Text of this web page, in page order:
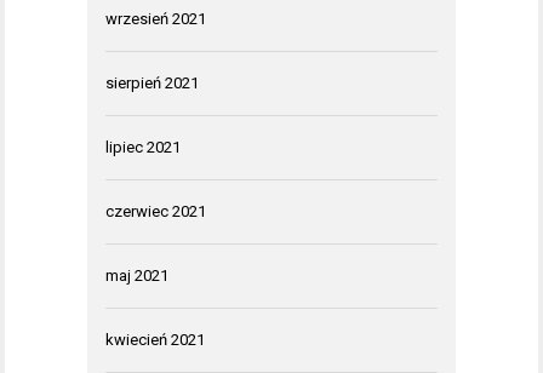
wrzesień 2021
sierpień 2021
lipiec 2021
czerwiec 2021
maj 2021
kwiecień 2021